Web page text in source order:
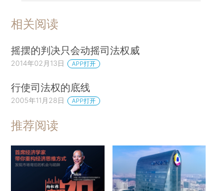
相关阅读
摇摆的判决只会动摇司法权威
2014年02月13日 APP打开
行使司法权的底线
2005年11月28日 APP打开
推荐阅读